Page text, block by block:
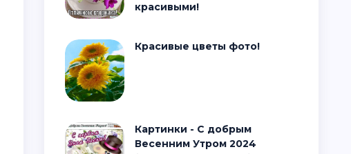
красивыми!
Красивые цветы фото!
Картинки - С добрым
Весенним Утром 2024